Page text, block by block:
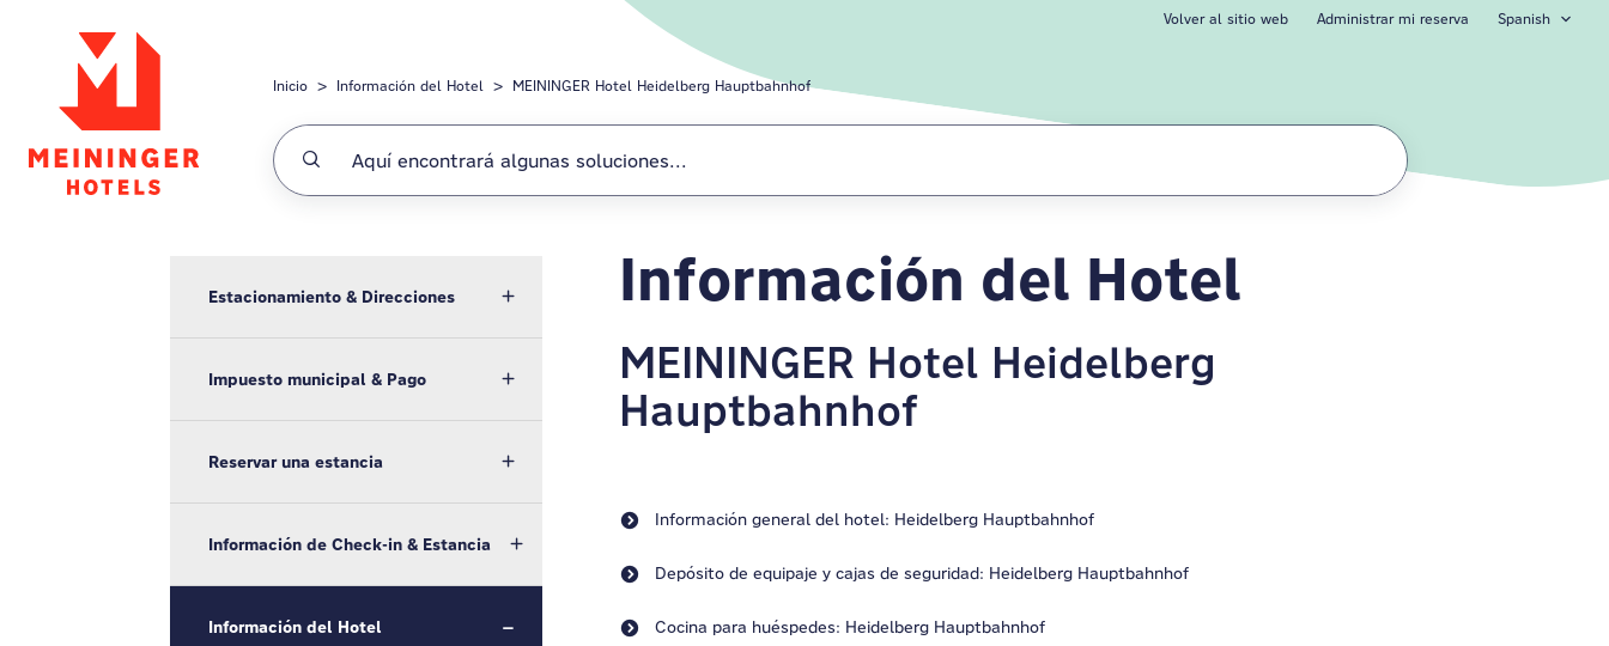
Volver al sitio web Administrar mi reserva Spanish
Inicio Información del Hotel MEININGER Hotel Heidelberg Hauptbahnhof
Estacionamiento & Direcciones
Impuesto municipal & Pago
Reservar una estancia
Información de Check-in & Estancia
Información del Hotel
Información del Hotel
MEININGER Hotel Heidelberg
Hauptbahnhof
Información general del hotel: Heidelberg Hauptbahnhof
Depósito de equipaje y cajas de seguridad: Heidelberg Hauptbahnhof
Cocina para huéspedes: Heidelberg Hauptbahnhof